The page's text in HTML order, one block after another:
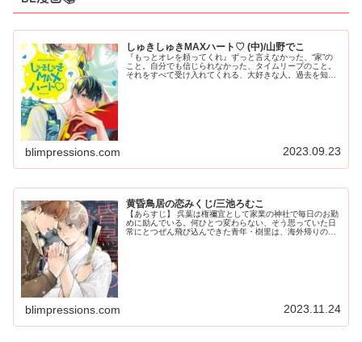
しゅきしゅきMAXハート♡ (中)/山野でこ
『もっとオレを頼ってくれ』ずっと言えなかった、“家”の
こと。自分でも信じられなかった、タイムリープのこと。
それをすべて受け入れてくれる、大好きな人。過去を知り
blimpressions.com 2023.09.23
黄昏鳥居の恋みくじ/三池ろむこ
【あらすじ】 呉葉は権禰宜として家業の神社で毎日のお勤
めに励んでいる。何ひとつ変わらない、そう思っていた日
常にとつぜん飛び込んできた青年・樹里は、海外帰りのア
blimpressions.com 2023.11.24